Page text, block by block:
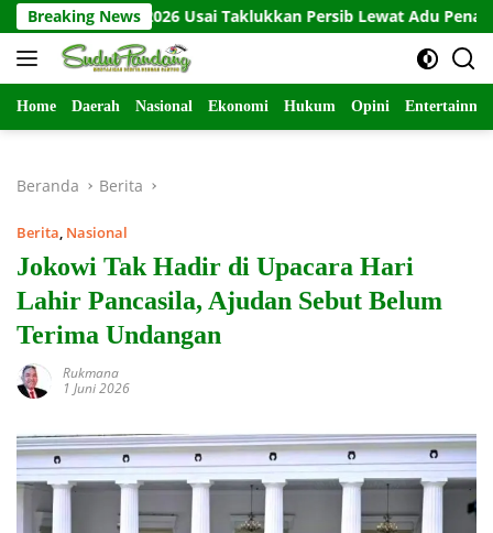
Langsung
ke
konten
Breaking News
2026 Usai Taklukkan Persib Lewat Adu Penalti
Home Daerah Nasional Ekonomi Hukum Opini
Beranda Berita
Berita, Nasional
Jokowi Tak Hadir di Upacara Hari
Lahir Pancasila, Ajudan Sebut Belum
Terima Undangan
Rukmana
1 Juni 2026